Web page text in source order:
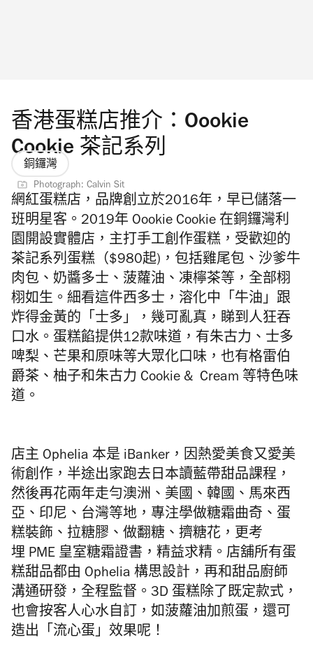
香港蛋糕店推介：Oookie
Cookie 茶記系列
銅鑼灣
Photograph: Calvin Sit
網紅蛋糕店，品牌創立於2016年，早已儲落一
班明星客。2019年 Oookie Cookie 在銅鑼灣利
園開設實體店，主打手工創作蛋糕，受歡迎的
茶記系列蛋糕（$980起)，包括雞尾包、沙爹牛
肉包、奶醬多士、菠蘿油、凍檸茶等，全部栩
栩如生。細看這件西多士，溶化中「牛油」跟
炸得金黃的「士多」，幾可亂真，睇到人狂吞
口水。蛋糕餡提供12款味道，有朱古力、士多
啤梨、芒果和原味等大眾化口味，也有格雷伯
爵茶、柚子和朱古力 Cookie & Cream 等特色味
道。
店主 Ophelia 本是 iBanker，因熱愛美食又愛美
術創作，半途出家跑去日本讀藍帶甜品課程，
然後再花兩年走勻澳洲、美國、韓國、馬來西
亞、印尼、台灣等地，專注學做糖霜曲奇、蛋
糕裝飾、拉糖膠、做翻糖、擠糖花，更考
埋 PME 皇室糖霜證書，精益求精。店舖所有蛋
糕甜品都由 Ophelia 構思設計，再和甜品廚師
溝通研發，全程監督。3D 蛋糕除了既定款式，
也會按客人心水自訂，如菠蘿油加煎蛋，還可
造出「流心蛋」效果呢！